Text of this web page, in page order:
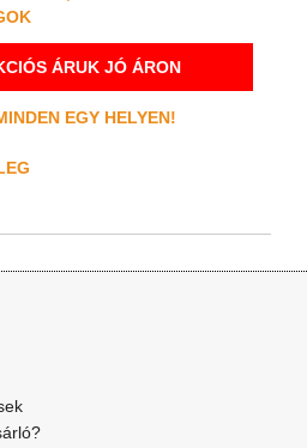
ÁRUK JÓ ÁRON
EGY HELYEN!